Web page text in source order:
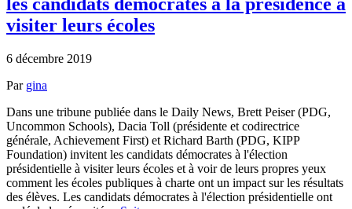
visiter leurs écoles
6 décembre 2019
Par gina
Dans une tribune publiée dans le Daily News, Brett Peiser (PDG,
Uncommon Schools), Dacia Toll (présidente et codirectrice
générale, Achievement First) et Richard Barth (PDG, KIPP
Foundation) invitent les candidats démocrates à l'élection
présidentielle à visiter leurs écoles et à voir de leurs propres yeux
comment les écoles publiques à charte ont un impact sur les résultats
des élèves. Les candidats démocrates à l'élection présidentielle ont